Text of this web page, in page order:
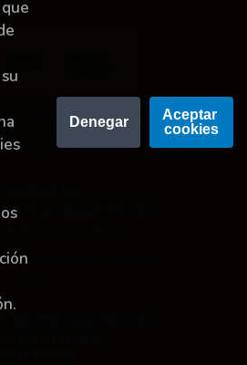
por la Dirección General del
la Lectura, Ministerio de
y Deporte.
Europea-Next Generation
Denegar
Aceptar
cookies